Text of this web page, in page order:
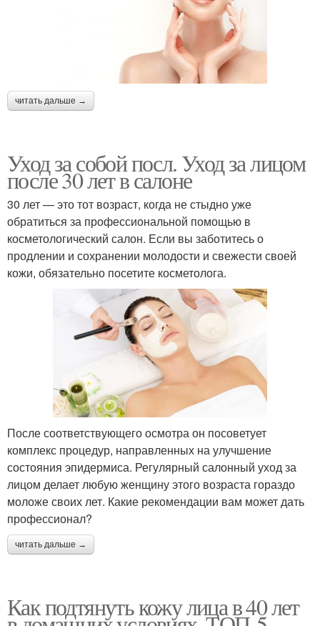
читать дальше →
Уход за собой посл. Уход за лицом
после 30 лет в салоне
30 лет — это тот возраст, когда не стыдно уже
обратиться за профессиональной помощью в
косметологический салон. Если вы заботитесь о
продлении и сохранении молодости и свежести своей
кожи, обязательно посетите косметолога.
После соответствующего осмотра он посоветует
комплекс процедур, направленных на улучшение
состояния эпидермиса. Регулярный салонный уход за
лицом делает любую женщину этого возраста гораздо
моложе своих лет. Какие рекомендации вам может дать
профессионал?
читать дальше →
Как подтянуть кожу лица в 40 лет